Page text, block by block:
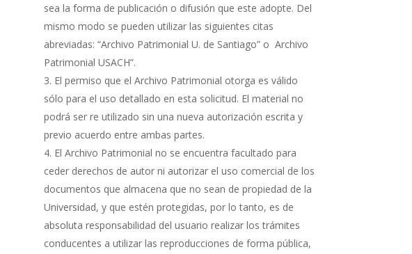
sea la forma de publicación o difusión que este adopte. Del
mismo modo se pueden utilizar las siguientes citas
abreviadas: “Archivo Patrimonial U. de Santiago” o Archivo
Patrimonial USACH”.
El permiso que el Archivo Patrimonial otorga es válido
sólo para el uso detallado en esta solicitud. El material no
podrá ser re utilizado sin una nueva autorización escrita y
previo acuerdo entre ambas partes.
El Archivo Patrimonial no se encuentra facultado para
ceder derechos de autor ni autorizar el uso comercial de los
documentos que almacena que no sean de propiedad de la
Universidad, y que estén protegidas, por lo tanto, es de
absoluta responsabilidad del usuario realizar los trámites
conducentes a utilizar las reproducciones de forma pública,